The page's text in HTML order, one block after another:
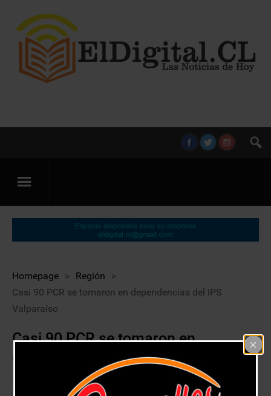
Homepage > Región
>
Casi 90 PCR se tomaron en dependencias del IPS
Valparaíso
Casi 90 PCR se tomaron en
dependencias del IPS Valparaíso
Región